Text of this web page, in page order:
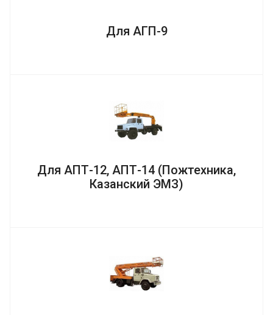
Для АГП-9
Для АПТ-12, АПТ-14 (Пожтехника,
Казанский ЭМЗ)